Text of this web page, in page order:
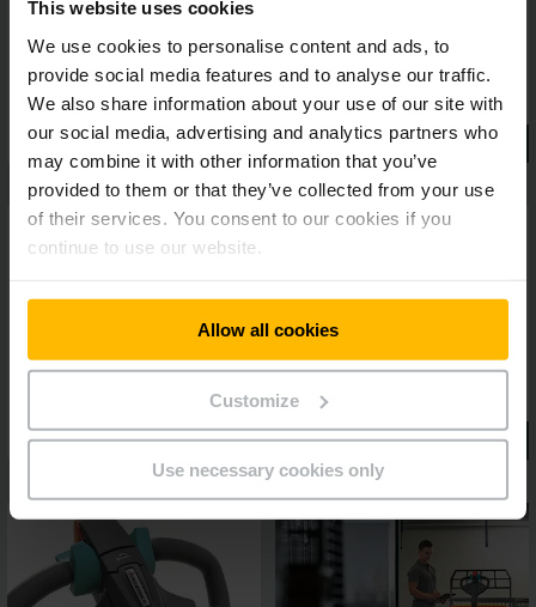
This website uses cookies
We use cookies to personalise content and ads, to
provide social media features and to analyse our traffic.
We also share information about your use of our site with
our social media, advertising and analytics partners who
may combine it with other information that you’ve
provided to them or that they’ve collected from your use
of their services. You consent to our cookies if you
continue to use our website.
Allow all cookies
Customize
Use necessary cookies only